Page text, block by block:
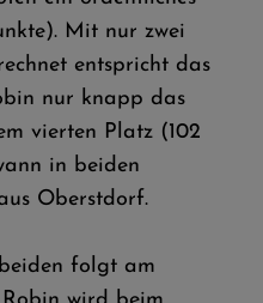
Mit nur zwei
entspricht das
nur knapp das
vierten Platz (102
in beiden
Oberstdorf.
folgt am